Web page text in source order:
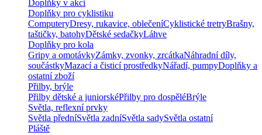
Doplňky v akci
Doplňky pro cyklistiku
ComputeryDresy, rukavice, oblečeníCyklistické tretryBrašny,
taštičky, batohyDětské sedačkyLáhve
Doplňky pro kola
Gripy a omotávkyZámky, zvonky, zrcátkaNáhradní díly,
součástkyMazací a čisticí prostředkyNářadí, pumpyDoplňky a
ostatní zboží
Přilby, brýle
Přilby dětské a juniorskéPřilby pro dospěléBrýle
Světla, reflexní prvky
Světla předníSvětla zadníSvětla sadySvětla ostatní
Pláště